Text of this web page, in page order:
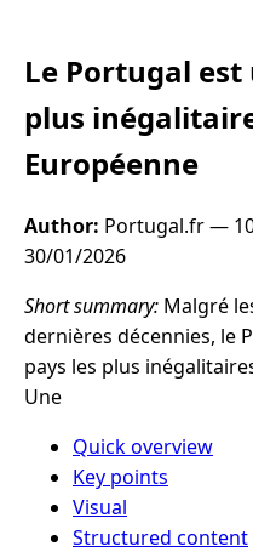
Le Portugal est
plus
Européenne
Author: Portugal.fr —
30/01/2026
Short summary: Malgré
dernières décennies, le
pays les plus
Une
Quick overview
Key points
Visual
Structured content